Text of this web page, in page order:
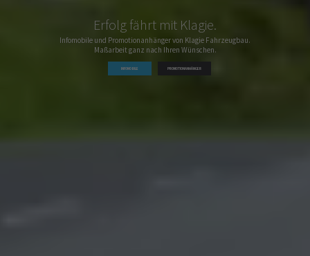
Erfolg fährt mit Klagie.
Infomobile und Promotionanhänger von Klagie Fahrzeugbau.
Maßarbeit ganz nach Ihren Wünschen.
INFOMOBILE PROMOTIONANHÄNGER